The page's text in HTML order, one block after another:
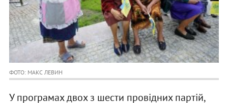
ФОТО: МАКС ЛЕВИН
У програмах двох з шести провідних партій,